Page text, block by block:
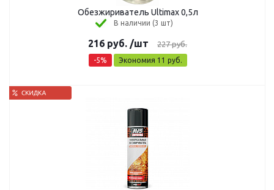
Обезжириватель Ultimax 0,5л
В наличии (3 шт)
216 руб. /шт 227руб.
-5% Экономия 11 руб.